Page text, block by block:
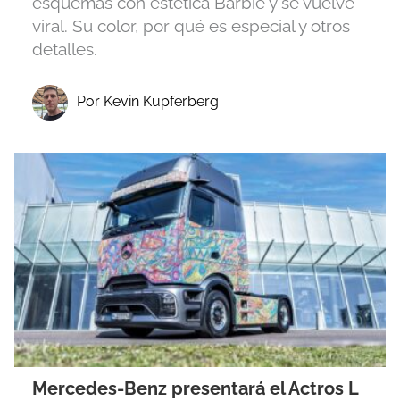
viral. Su color, por qué es especial y otros
detalles.
Por Kevin Kupferberg
Mercedes-Benz presentará el Actros L